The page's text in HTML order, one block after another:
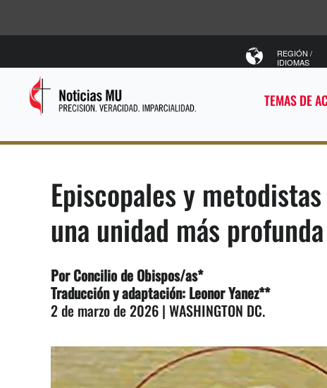
TEMAS DE
REGIÓN /
IDIOMAS
Episcopales y
una unidad más profunda
PorConcilio de Obispos/as*
Traducción y adaptación: Leonor Yanez**
2 de marzo de 2026 | WASHINGTON DC.